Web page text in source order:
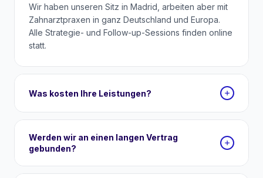
Wir haben unseren Sitz in Madrid, arbeiten aber mit
Zahnarztpraxen in ganz Deutschland und Europa.
Alle Strategie- und Follow-up-Sessions finden online
statt.
Was kosten Ihre Leistungen?
Werden wir an einen langen Vertrag
gebunden?